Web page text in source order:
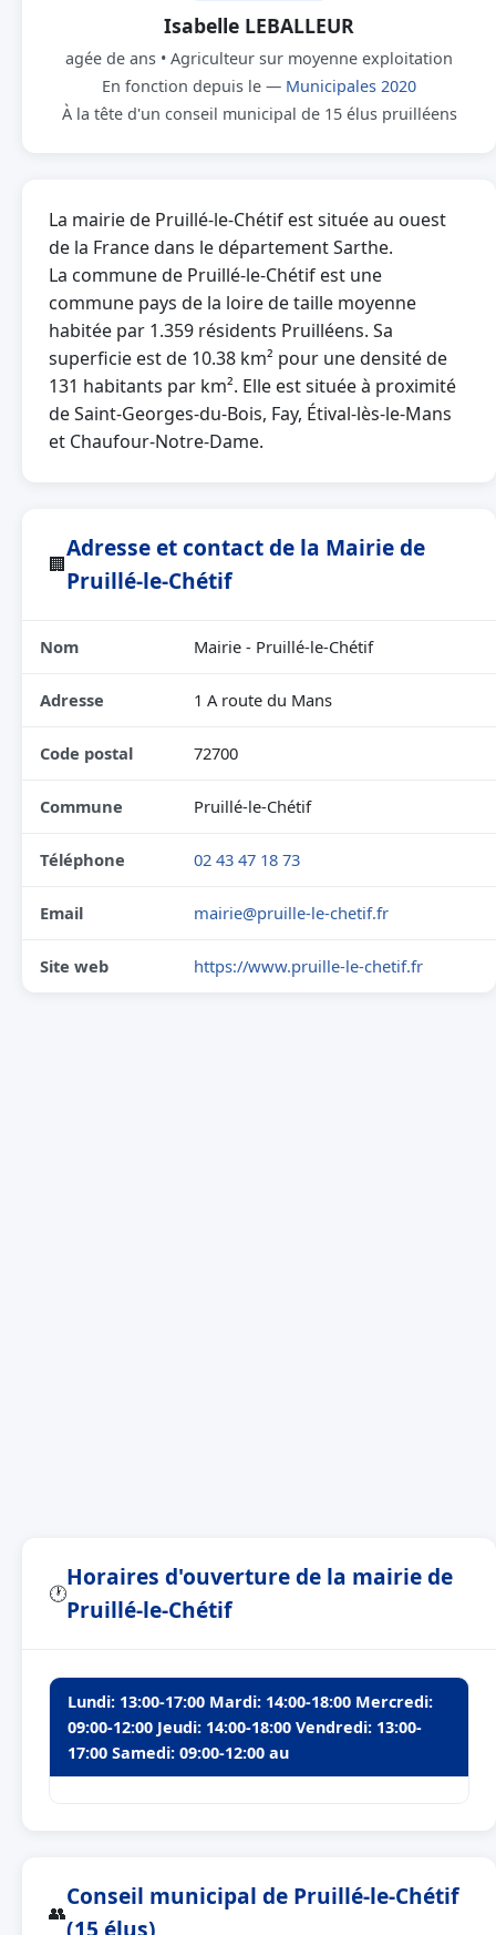
Isabelle LEBALLEUR
agée de ans • Agriculteur sur moyenne exploitation
En fonction depuis le — Municipales 2020
À la tête d'un conseil municipal de 15 élus pruilléens
La mairie de Pruillé-le-Chétif est située au ouest
de la France dans le département Sarthe.
La commune de Pruillé-le-Chétif est une
commune pays de la loire de taille moyenne
habitée par 1.359 résidents Pruilléens. Sa
superficie est de 10.38 km² pour une densité de
131 habitants par km². Elle est située à proximité
de Saint-Georges-du-Bois, Fay, Étival-lès-le-Mans
et Chaufour-Notre-Dame.
🏢
Adresse et contact de la Mairie de
Pruillé-le-Chétif
Nom Mairie - Pruillé-le-Chétif
Adresse 1 A route du Mans
Code postal 72700
Commune Pruillé-le-Chétif
Téléphone 02 43 47 18 73
Email mairie@pruille-le-chetif.fr
Site web https://www.pruille-le-chetif.fr
🕐
Horaires d'ouverture de la mairie de
Pruillé-le-Chétif
Lundi: 13:00-17:00 Mardi: 14:00-18:00 Mercredi:
09:00-12:00 Jeudi: 14:00-18:00 Vendredi: 13:00-
17:00 Samedi: 09:00-12:00 au
👥
Conseil municipal de Pruillé-le-Chétif
(15 élus)